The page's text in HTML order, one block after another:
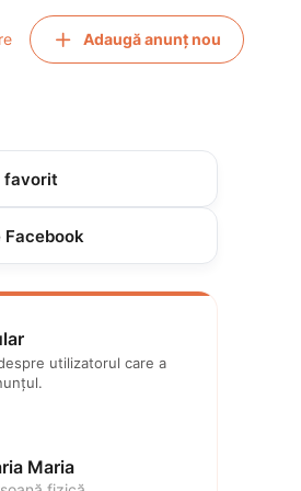
favorit
Facebook
utilizatorul care a
Maria
 Adaugă anunț nou